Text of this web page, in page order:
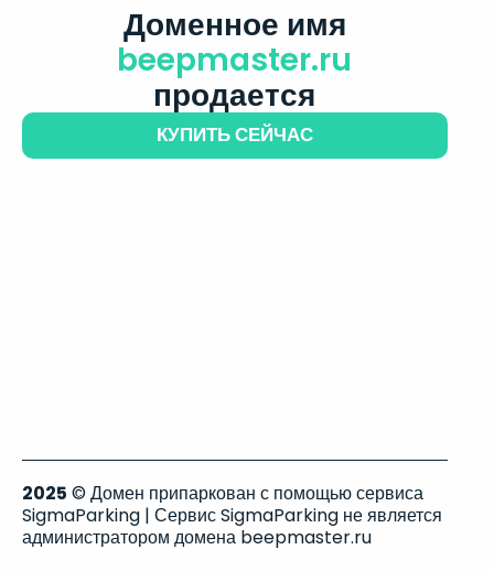
Доменное имя
beepmaster.ru
продается
КУПИТЬ СЕЙЧАС
2025 © Домен припаркован с помощью сервиса
SigmaParking | Сервис SigmaParking не является
администратором домена beepmaster.ru